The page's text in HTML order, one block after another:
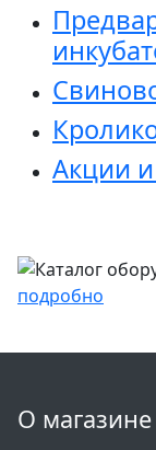
Акции
подробно
О магазине